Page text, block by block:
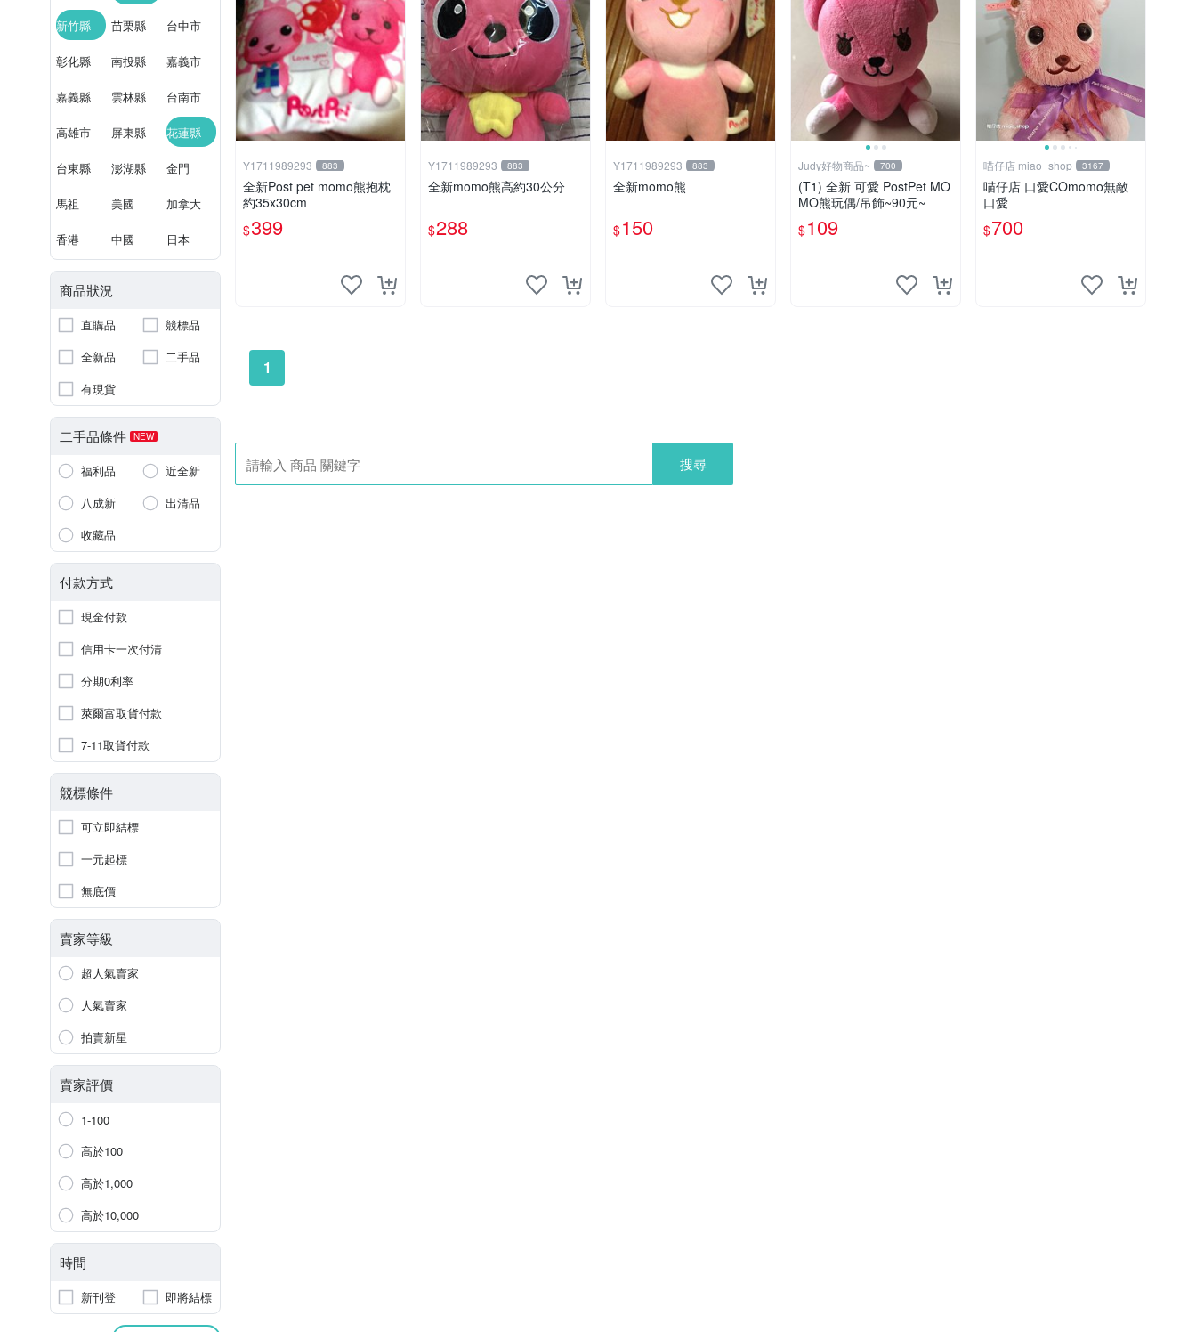
新竹縣 苗栗縣 台中市
彰化縣 南投縣 嘉義市
嘉義縣 雲林縣 台南市
高雄市 屏東縣 花蓮縣
台東縣 澎湖縣 金門
馬祖 美國 加拿大
香港 中國 日本
商品狀況
直購品
競標品
全新品
二手品
有現貨
二手品條件 NEW
福利品
近全新
八成新
出清品
收藏品
付款方式
現金付款
信用卡一次付清
分期0利率
萊爾富取貨付款
7-11取貨付款
競標條件
可立即結標
一元起標
無底價
賣家等級
超人氣賣家
人氣賣家
拍賣新星
賣家評價
1-100
高於100
高於1,000
高於10,000
時間
新刊登 即將結標
Y1711989293 883
全新Post pet momo熊抱枕
約35x30cm
$399
Y1711989293 883
全新momo熊高約30公分
$288
Y1711989293 883
全新momo熊
$150
Judy好物商品~ 700
(T1) 全新 可愛 PostPet MO
MO熊玩偶/吊飾~90元~
$109
喵仔店 miao_shop 3167
喵仔店 口愛COmomo無敵
口愛
$700
1
搜尋